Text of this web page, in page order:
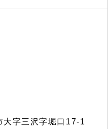
字三沢字堀口17-1